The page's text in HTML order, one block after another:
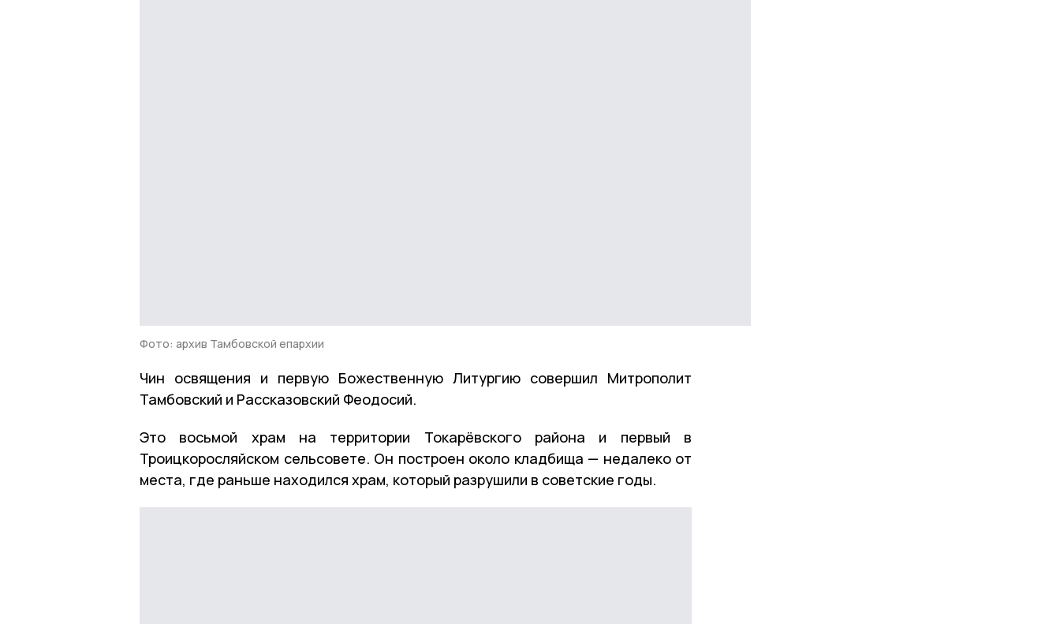
Фото: архив Тамбовской епархии
Чин освящения и первую Божественную Литургию совершил Митрополит
Тамбовский и Рассказовский Феодосий.
Это восьмой храм на территории Токарёвского района и первый в
Троицкоросляйском сельсовете. Он построен около кладбища — недалеко от
места, где раньше находился храм, который разрушили в советские годы.